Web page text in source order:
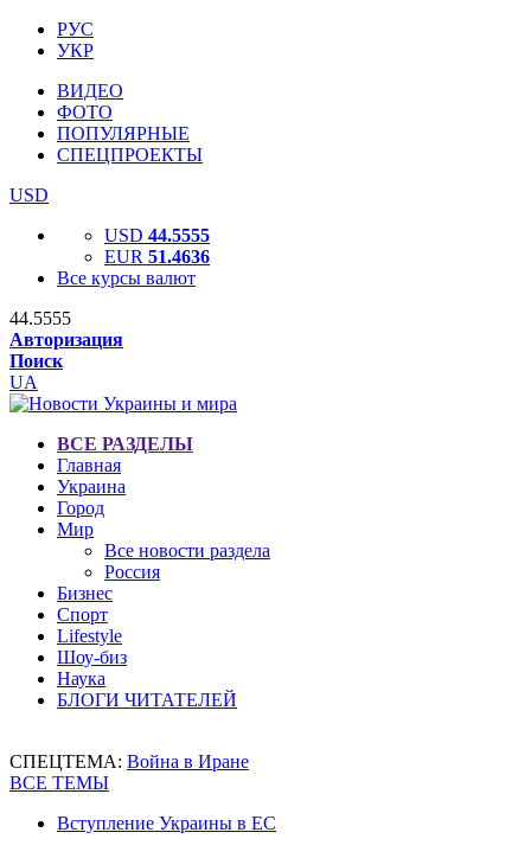
РУС
УКР
ВИДЕО
ФОТО
ПОПУЛЯРНЫЕ
СПЕЦПРОЕКТЫ
USD
USD 44.5555
EUR 51.4636
Все курсы валют
44.5555
Авторизация
Поиск
UA
ВСЕ РАЗДЕЛЫ
Главная
Украина
Город
Мир
Все новости раздела
Россия
Бизнес
Спорт
Lifestyle
Шоу-биз
Наука
БЛОГИ ЧИТАТЕЛЕЙ
СПЕЦТЕМА: Война в Иране
ВСЕ ТЕМЫ
Вступление Украины в ЕС